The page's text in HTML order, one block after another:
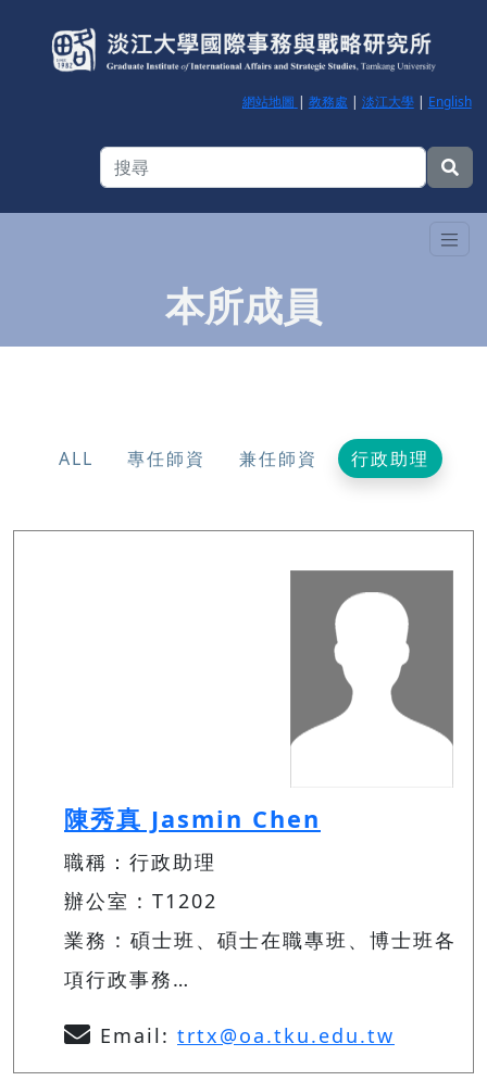
網站地圖 | 教務處 | 淡江大學| English
本所成員
ALL 專任師資 兼任師資 行政助理
陳秀真 Jasmin Chen
職稱：行政助理
辦公室 : T1202
業務 : 碩士班、碩士在職專班、博士班各
項行政事務…
Email: trtx@oa.tku.edu.tw